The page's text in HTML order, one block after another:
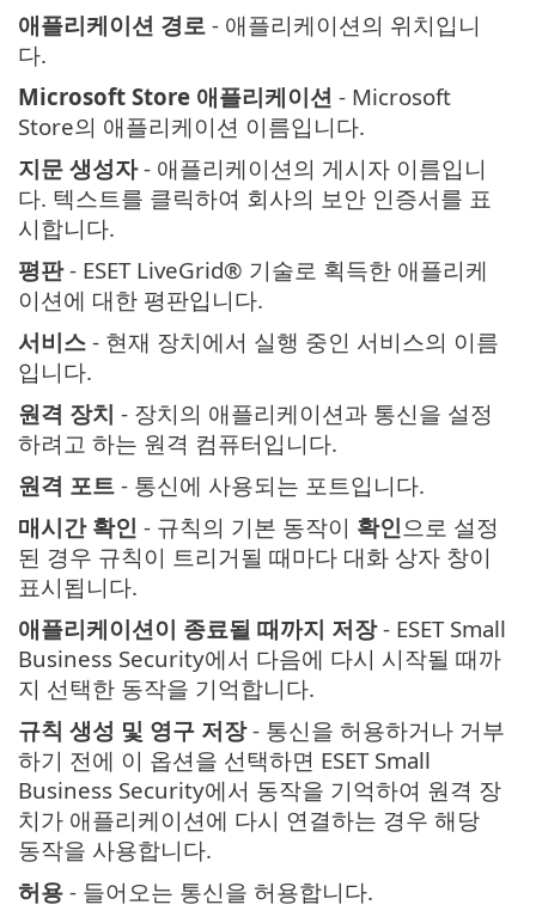
애플리케이션 경로 - 애플리케이션의 위치입니
다.
Microsoft Store 애플리케이션 - Microsoft
Store의 애플리케이션 이름입니다.
지문 생성자- 애플리케이션의 게시자 이름입니
다. 텍스트를 클릭하여 회사의 보안 인증서를 표
시합니다.
평판- ESET LiveGrid® 기술로 획득한 애플리케
이션에 대한 평판입니다.
서비스 - 현재 장치에서 실행 중인 서비스의 이름
입니다.
원격 장치 - 장치의 애플리케이션과 통신을 설정
하려고 하는 원격 컴퓨터입니다.
원격 포트 - 통신에 사용되는 포트입니다.
매시간 확인 - 규칙의 기본 동작이 확인으로 설정
된 경우 규칙이 트리거될 때마다 대화 상자 창이
표시됩니다.
애플리케이션이 종료될 때까지 저장- ESET Small
Business Security에서 다음에 다시 시작될 때까
지 선택한 동작을 기억합니다.
규칙 생성 및 영구 저장- 통신을 허용하거나 거부
하기 전에 이 옵션을 선택하면 ESET Small
Business Security에서 동작을 기억하여 원격 장
치가 애플리케이션에 다시 연결하는 경우 해당
동작을 사용합니다.
허용 - 들어오는 통신을 허용합니다.